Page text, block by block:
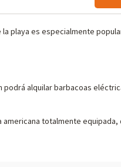
la playa es especialmente
alquilar barbacoas
americana totalmente